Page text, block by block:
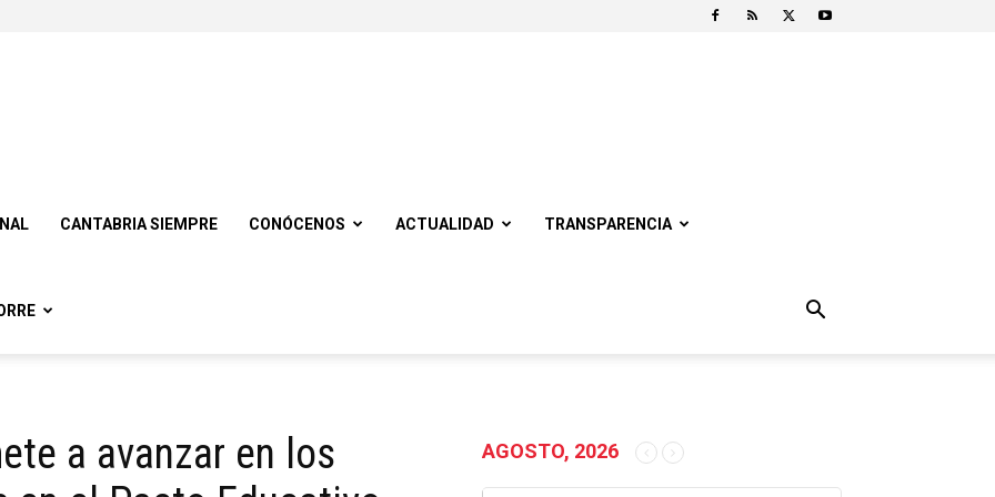
CANTABRIA SIEMPRE CONÓCENOS ACTUALIDAD TRANSPARENCIA
a avanzar en los
AGOSTO, 2026